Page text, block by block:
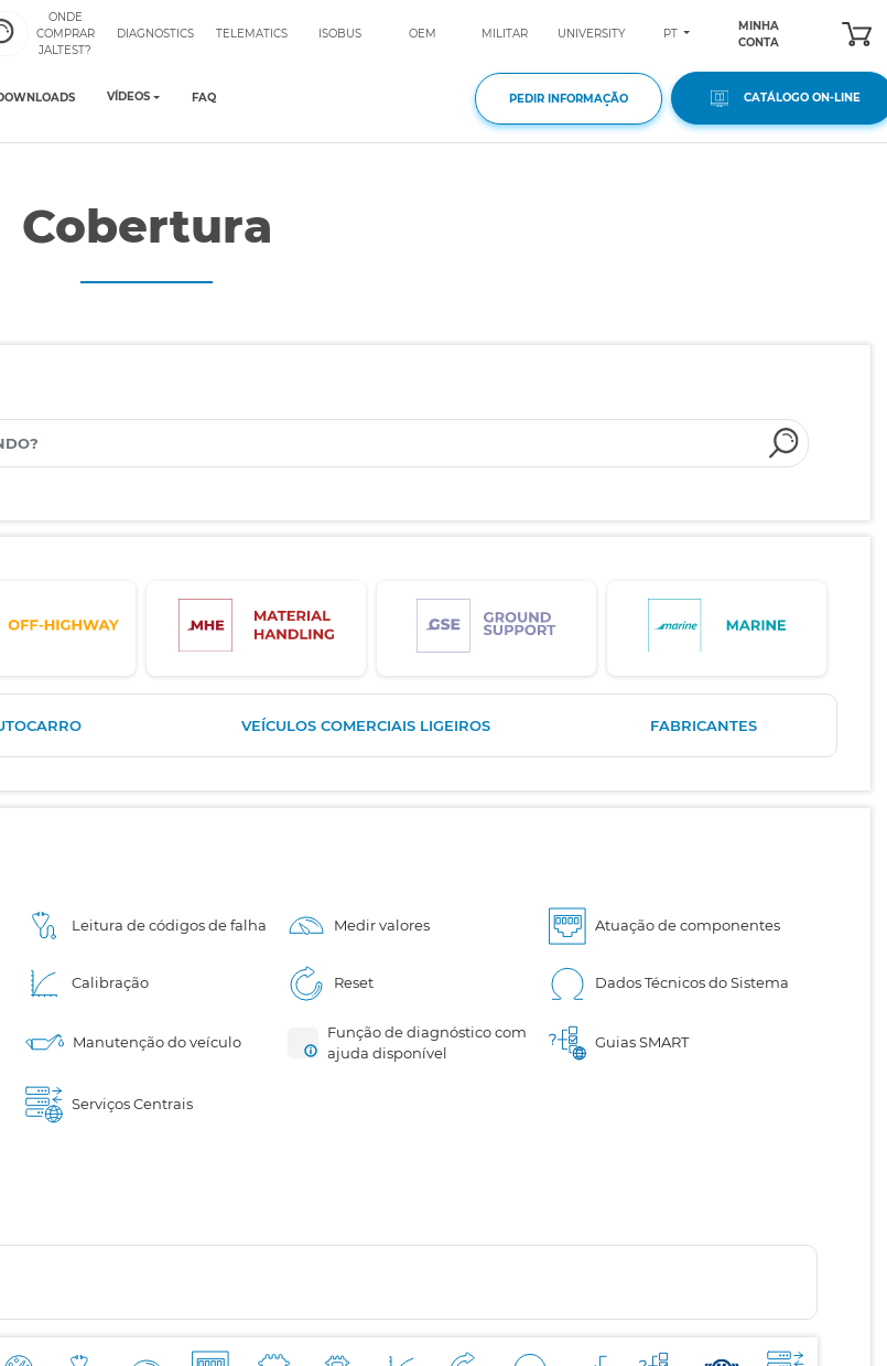
ONDE
COMPRAR
JALTEST?
DIAGNOSTICS TELEMATICS ISOBUS OEM MILITAR UNIVERSITY PT
MINHA
CONTA
VÍDEOS FAQ PEDIR INFORMAÇÃO CATÁLOGO ON-LINE
Cobertura
VEÍCULOS COMERCIAIS LIGEIROS FABRICANTES
Leitura de códigos de falha Medir valores Atuação de componentes
Calibração Reset Dados Técnicos do Sistema
Manutenção do veículo
Função de diagnóstico com
ajuda disponível
Guias SMART
Serviços Centrais